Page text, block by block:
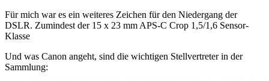
Für mich war es ein weiteres Zeichen für den Niedergang der
DSLR. Zumindest der 15 x 23 mm APS-C Crop 1,5/1,6 Sensor-
Klasse
Und was Canon angeht, sind die wichtigen Stellvertreter in der
Sammlung: